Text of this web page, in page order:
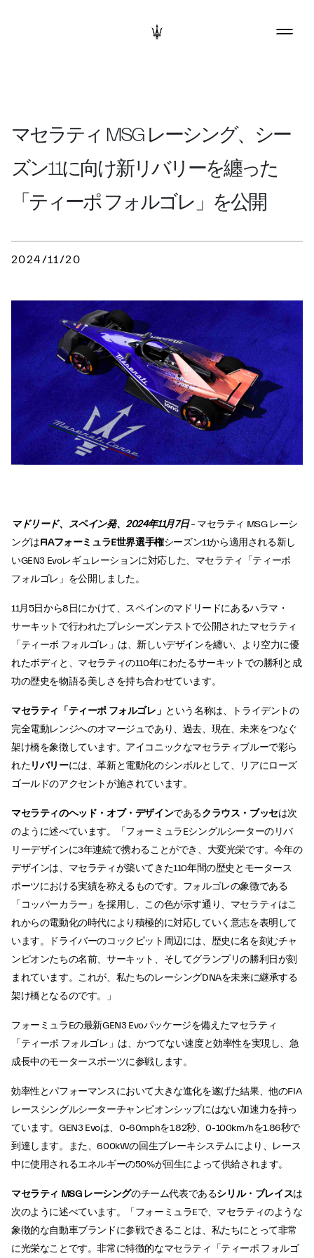
マセラティ MSG レーシング、シー
ズン11に向け新リバリーを纏った
「ティーポ フォルゴレ」を公開
2024/11/20
マドリード、スペイン発、2024年11月7日– マセラティ MSG レーシ
ングはFIAフォーミュラE世界選手権シーズン11から適用される新し
いGEN3 Evoレギュレーションに対応した、マセラティ「ティーポ
フォルゴレ」を公開しました。
11月5日から8日にかけて、スペインのマドリードにあるハラマ・
サーキットで行われたプレシーズンテストで公開されたマセラティ
「ティーボ フォルゴレ」は、新しいデザインを纏い、より空力に優
れたボディと、マセラティの110年にわたるサーキットでの勝利と成
功の歴史を物語る美しさを持ち合わせています。
マセラティ「ティーポ フォルゴレ」 という名称は、トライデントの
完全電動レンジへのオマージュであり、過去、現在、未来をつなぐ
架け橋を象徴しています。アイコニックなマセラティブルーで彩ら
れたリバリーには、革新と電動化のシンボルとして、リアにローズ
ゴールドのアクセントが施されています。
マセラティのヘッド・オブ・デザインであるクラウス・ブッセは次
のように述べています。「フォーミュラEシングルシーターのリバ
リーデザインに3年連続で携わることができ、大変光栄です。今年の
デザインは、マセラティが築いてきた110年間の歴史とモータース
ポーツにおける実績を称えるものです。フォルゴレの象徴である
「コッパーカラー」を採用し、この色が示す通り、マセラティはこ
れからの電動化の時代により積極的に対応していく意志を表明して
います。ドライバーのコックピット周辺には、歴史に名を刻むチャ
ンピオンたちの名前、サーキット、そしてグランプリの勝利日が刻
まれています。これが、私たちのレーシングDNAを未来に継承する
架け橋となるのです。」
フォーミュラEの最新GEN3 Evoパッケージを備えたマセラティ
「ティーポ フォルゴレ」は、かつてない速度と効率性を実現し、急
成長中のモータースポーツに参戦します。
効率性とパフォーマンスにおいて大きな進化を遂げた結果、他のFIA
レースシングルシーターチャンピオンシップにはない加速力を持っ
ています。GEN3 Evoは、0-60mphを1.82秒、0-100km/hを1.86秒で
到達します。また、600kWの回生ブレーキシステムにより、レース
中に使用されるエネルギーの50%が回生によって供給されます。
マセラティ MSG レーシングのチーム代表であるシリル・ブレイスは
次のように述べています。「フォーミュラEで、マセラティのような
象徴的な自動車ブランドに参戦できることは、私たちにとって非常
に光栄なことです。非常に特徴的なマセラティ「ティーポ フォルゴ